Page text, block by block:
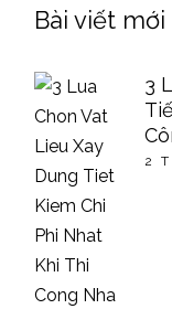
Bài viết
3
2